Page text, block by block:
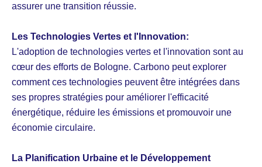
assurer une transition réussie.
Les Technologies Vertes et l'Innovation:
L'adoption de technologies vertes et l'innovation sont au
cœur des efforts de Bologne. Carbono peut explorer
comment ces technologies peuvent être intégrées dans
ses propres stratégies pour améliorer l'efficacité
énergétique, réduire les émissions et promouvoir une
économie circulaire.
La Planification Urbaine et le Développement